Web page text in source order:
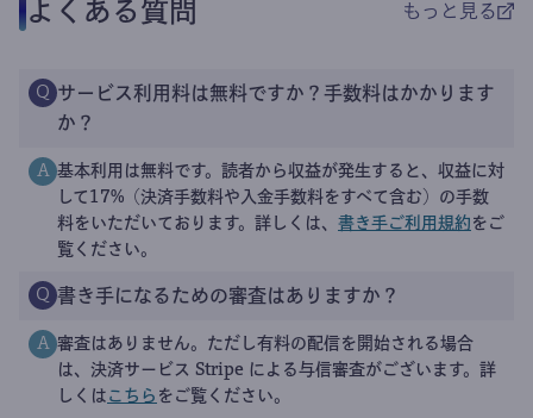
よくある質問 もっと見る
Q サービス利用料は無料ですか？手数料はかかります
か？
A 基本利用は無料です。読者から収益が発生すると、収益に対
して17%（決済手数料や入金手数料をすべて含む）の手数
料をいただいております。詳しくは、 書き手ご利用規約 をご
覧ください。
Q 書き手になるための審査はありますか？
A 審査はありません。ただし有料の配信を開始される場合
は、決済サービス Stripe による与信審査がございます。詳
しくは こちら をご覧ください。